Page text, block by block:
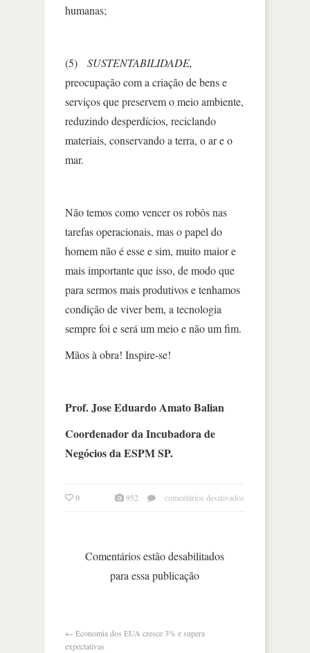
humanas;
(5) SUSTENTABILIDADE,
preocupação com a criação de bens e
serviços que preservem o meio ambiente,
reduzindo desperdícios, reciclando
materiais, conservando a terra, o ar e o
mar.
Não temos como vencer os robôs nas
tarefas operacionais, mas o papel do
homem não é esse e sim, muito maior e
mais importante que isso, de modo que
para sermos mais produtivos e tenhamos
condição de viver bem, a tecnologia
sempre foi e será um meio e não um fim.
Mãos à obra! Inspire-se!
Prof. Jose Eduardo Amato Balian
Coordenador da Incubadora de
Negócios da ESPM SP.
0 952 comentários desativados
Comentários estão desabilitados
para essa publicação
← Economia dos EUA cresce 3% e supera
expectativas